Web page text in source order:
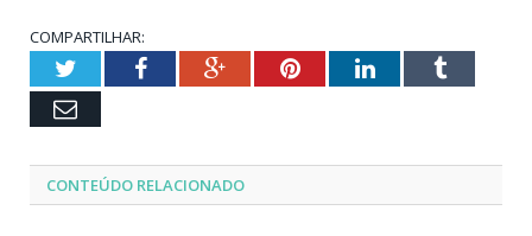
COMPARTILHAR:
TwitterFacebookGoogle+PinterestLinkedInTumblr
Email
CONTEÚDO RELACIONADO